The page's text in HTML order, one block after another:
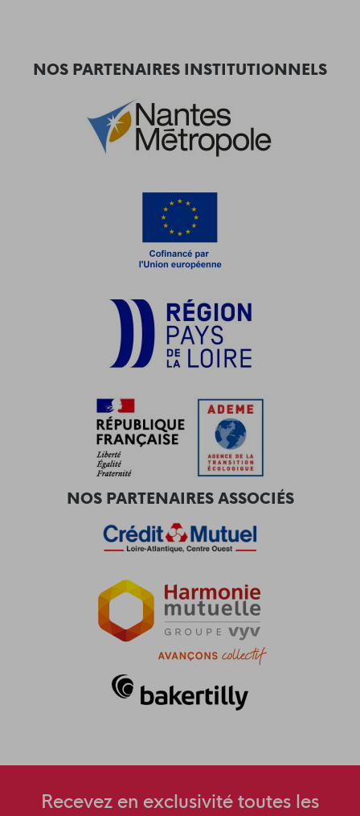
NOS PARTENAIRES INSTITUTIONNELS
NOS PARTENAIRES ASSOCIÉS
Recevez en exclusivité toutes les